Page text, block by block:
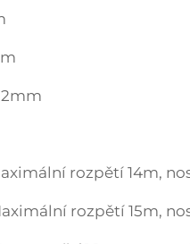
rozpětí 14m,
rozpětí 15m,